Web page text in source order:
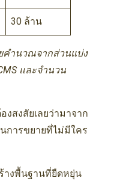
30 ล้าน
คำนวณจากส่วนแบ่ง
และจำนวน
งสงสัยเลยว่ามาจาก
การขยายที่ไม่มีใคร
างพื้นฐานที่ยืดหยุ่น